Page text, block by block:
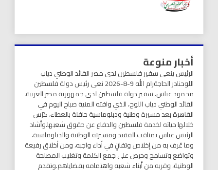
أخبار منوعة
الرئيس ينعى سفير فلسطين لدى مصر القائد الوطني دياب
اللوحنادر الحاجةرام الله 9-8-2026 نعى رئيس دولة فلسطين
محمود عباس، سفير دولة فلسطين لدى جمهورية مصر العربية،
القائد الوطني دياب اللوح، الذي وافته المنية صباح اليوم في
القاهرة بعد مسيرة وطنية ودبلوماسية حافلة بالعطاء، كرّس
خلالها حياته لخدمة فلسطين والدفاع عن حقوق شعبها.وأشاد
الرئيس عباس بمناقب الفقيد ومسيرته الوطنية والدبلوماسية،
وما عُرف به من إخلاص وتفانٍ في أداء واجبه، ومن أخلاق رفيعة
وتواضع وتسامح وحرص على جمع الكلمة وتغليب المصلحة
الوطنية، وقربه من أبناء شعبه واهتمامه بقضاياهم.وتقدم